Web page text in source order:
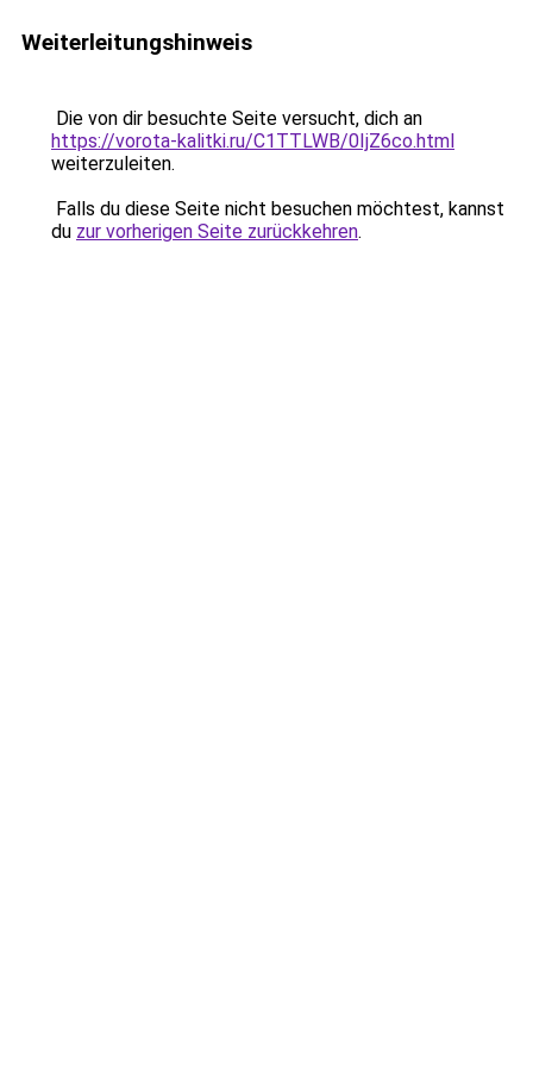
Weiterleitungshinweis
Die von dir besuchte Seite versucht, dich an
https://vorota-kalitki.ru/C1TTLWB/0IjZ6co.html
weiterzuleiten.
Falls du diese Seite nicht besuchen möchtest, kannst
du zur vorherigen Seite zurückkehren.